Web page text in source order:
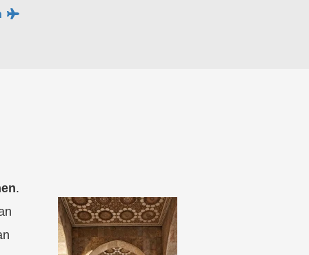
.